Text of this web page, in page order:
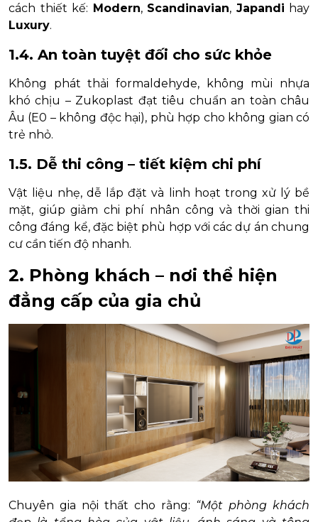
cách thiết kế: Modern, Scandinavian, Japandi hay
Luxury.
1.4. An toàn tuyệt đối cho sức khỏe
Không phát thải formaldehyde, không mùi nhựa
khó chịu – Zukoplast đạt tiêu chuẩn an toàn châu
Âu (E0 – không độc hại), phù hợp cho không gian có
trẻ nhỏ.
1.5. Dễ thi công – tiết kiệm chi phí
Vật liệu nhẹ, dễ lắp đặt và linh hoạt trong xử lý bề
mặt, giúp giảm chi phí nhân công và thời gian thi
công đáng kể, đặc biệt phù hợp với các dự án chung
cư cần tiến độ nhanh.
2. Phòng khách – nơi thể hiện
đẳng cấp của gia chủ
Chuyên gia nội thất cho rằng: “Một phòng khách